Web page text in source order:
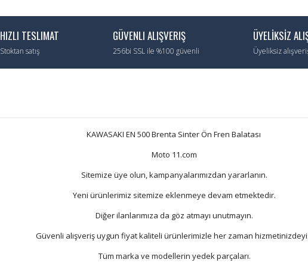
HIZLI TESLIMAT
Stoktan satış
GÜVENLI ALIŞVERIŞ
256bi SSL ile %100 güvenli
ÜYELİKSİZ
Üyeliksiz
KAWASAKI EN 500 Brenta Sinter Ön Fren Balatası
Moto 11.com
Sitemize üye olun, kampanyalarımızdan yararlanın.
Yeni ürünlerimiz sitemize eklenmeye devam etmektedir.
Diğer ilanlarımıza da göz atmayı unutmayın.
Güvenli alışveriş uygun fiyat kaliteli ürünlerimizle her zaman
Tüm marka ve modellerin yedek parçaları.